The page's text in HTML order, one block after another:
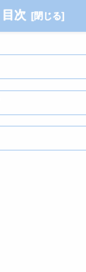
目次